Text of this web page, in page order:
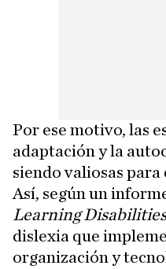
Por ese motivo, las
adaptación y la
siendo valiosas para
Así, según un
Learning Disabilities
dislexia que
organización y